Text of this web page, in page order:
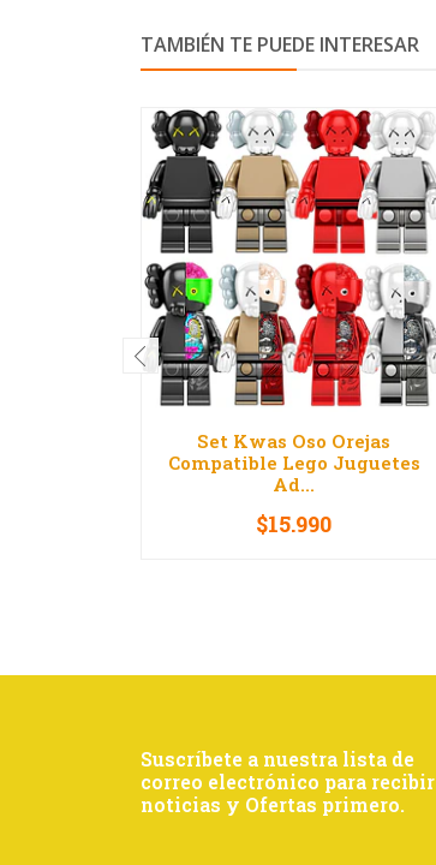
TAMBIÉN TE PUEDE INTERESAR
Set Kwas Oso Orejas
Compatible Lego Juguetes
Ad...
+
$15.990
Suscríbete a nuestra lista de
correo electrónico para recibir
noticias y Ofertas primero.